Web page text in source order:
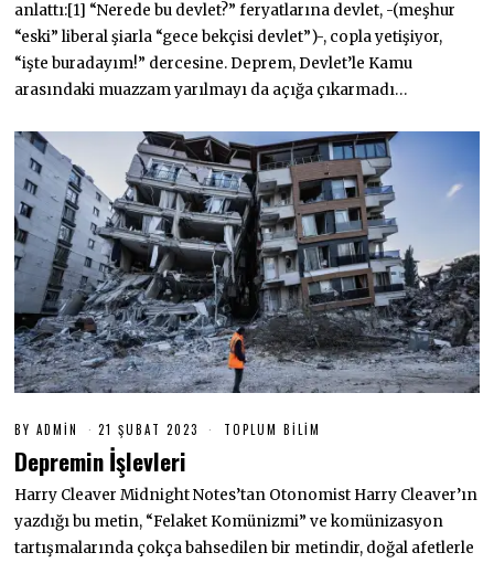
0
2
anlattı:[1] “Nerede bu devlet?” feryatlarına devlet, -(meşhur
“eski” liberal şiarla “gece bekçisi devlet”)-, copla yetişiyor,
“işte buradayım!” dercesine. Deprem, Devlet’le Kamu
arasındaki muazzam yarılmayı da açığa çıkarmadı…
BYADMIN 21 ŞUBAT 2023
B
A
T
2
TOPLUM BILIM
Depremin İşlevleri
Harry Cleaver Midnight Notes’tan Otonomist Harry Cleaver’ın
yazdığı bu metin, “Felaket Komünizmi” ve komünizasyon
tartışmalarında çokça bahsedilen bir metindir, doğal afetlerle